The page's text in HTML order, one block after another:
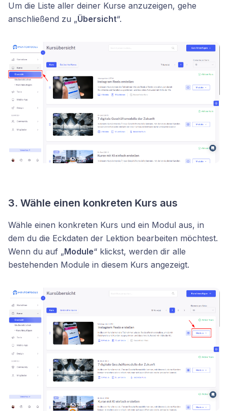
Um die Liste aller deiner Kurse anzuzeigen, gehe
anschließend zu „Übersicht“.
3. Wähle einen konkreten Kurs aus
Wähle einen konkreten Kurs und ein Modul aus, in
dem du die Eckdaten der Lektion bearbeiten möchtest.
Wenn du auf „Module“ klickst, werden dir alle
bestehenden Module in diesem Kurs angezeigt.